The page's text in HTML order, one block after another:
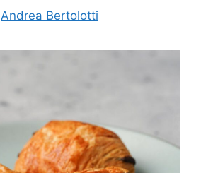
Andrea Bertolotti